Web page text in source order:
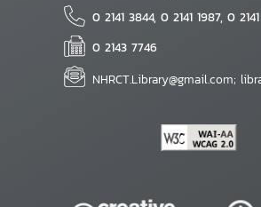
0 2141 3844, 0 2141 1987, 0
0 2143 7746
NHRCT.Library@gmail.com;